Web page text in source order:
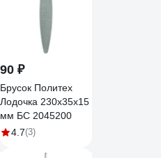
90 ₽
Брусок Политех
Лодочка 230x35x15
мм БС 2045200
4.7(3)